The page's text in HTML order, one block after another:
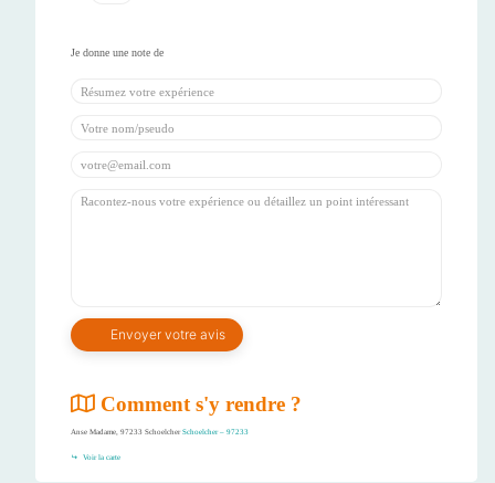
Comment s'y rendre ?
Anse Madame, 97233 SchoelcherSchoelcher – 97233
Voir la carte